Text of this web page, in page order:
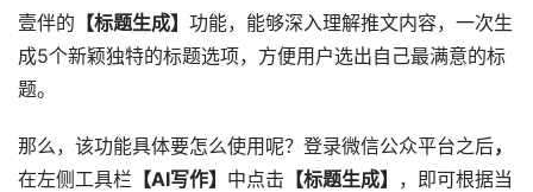
壹伴的 【标题生成】 功能，能够深入理解推文内容，一次生
成5个新颖独特的标题选项，方便用户选出自己最满意的标
题。
那么，该功能具体要怎么使用呢？登录微信公众平台之后，
在左侧工具栏 【AI写作】 中点击 【标题生成】
，即可根据当